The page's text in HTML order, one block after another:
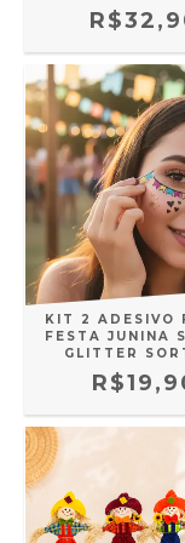
KIT 2 ADESIVO
FESTA JUNINA
GLITTER